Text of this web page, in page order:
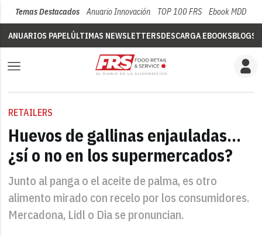
Temas Destacados Anuario Innovación TOP 100 FRS Ebook MDD
ANUARIOS PAPELÚLTIMAS NEWSLETTERSDESCARGA EBOOKSBLOGS
RETAILERS
Huevos de gallinas enjauladas...
¿sí o no en los supermercados?
Junto al panga o el aceite de palma, es otro
alimento mirado con recelo por los consumidores.
Mercadona, Lidl o Dia se pronuncian.